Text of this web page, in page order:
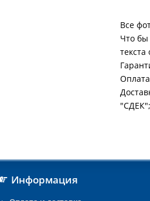
Все
Что бы
Информация